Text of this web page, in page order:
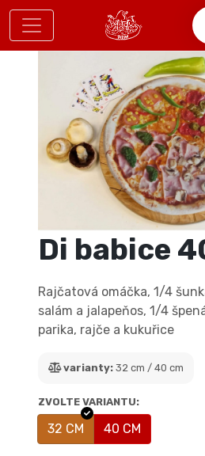
Di babice
Rajčatová omáčka, 1/4
salám a jalapeňos, 1/4
parika, rajče a kukuřice
varianty: 32 cm / 40 cm
ZVOLTE VARIANTU:
32 CM 40 CM